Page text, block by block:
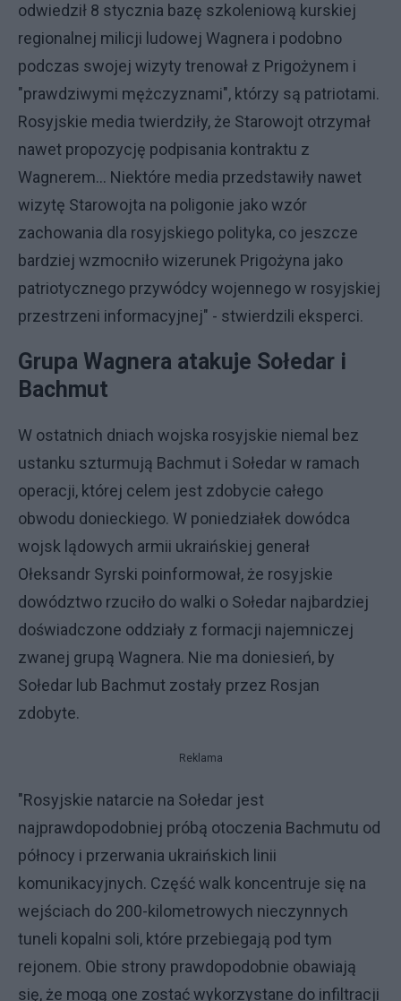
odwiedził 8 stycznia bazę szkoleniową kurskiej
regionalnej milicji ludowej Wagnera i podobno
podczas swojej wizyty trenował z Prigożynem i
"prawdziwymi mężczyznami", którzy są patriotami.
Rosyjskie media twierdziły, że Starowojt otrzymał
nawet propozycję podpisania kontraktu z
Wagnerem... Niektóre media przedstawiły nawet
wizytę Starowojta na poligonie jako wzór
zachowania dla rosyjskiego polityka, co jeszcze
bardziej wzmocniło wizerunek Prigożyna jako
patriotycznego przywódcy wojennego w rosyjskiej
przestrzeni informacyjnej" - stwierdzili eksperci.
Grupa Wagnera atakuje Sołedar i
Bachmut
W ostatnich dniach wojska rosyjskie niemal bez
ustanku szturmują Bachmut i Sołedar w ramach
operacji, której celem jest zdobycie całego
obwodu donieckiego. W poniedziałek dowódca
wojsk lądowych armii ukraińskiej generał
Ołeksandr Syrski poinformował, że rosyjskie
dowództwo rzuciło do walki o Sołedar najbardziej
doświadczone oddziały z formacji najemniczej
zwanej grupą Wagnera. Nie ma doniesień, by
Sołedar lub Bachmut zostały przez Rosjan
zdobyte.
Reklama
"Rosyjskie natarcie na Sołedar jest
najprawdopodobniej próbą otoczenia Bachmutu od
północy i przerwania ukraińskich linii
komunikacyjnych. Część walk koncentruje się na
wejściach do 200-kilometrowych nieczynnych
tuneli kopalni soli, które przebiegają pod tym
rejonem. Obie strony prawdopodobnie obawiają
się, że mogą one zostać wykorzystane do infiltracji